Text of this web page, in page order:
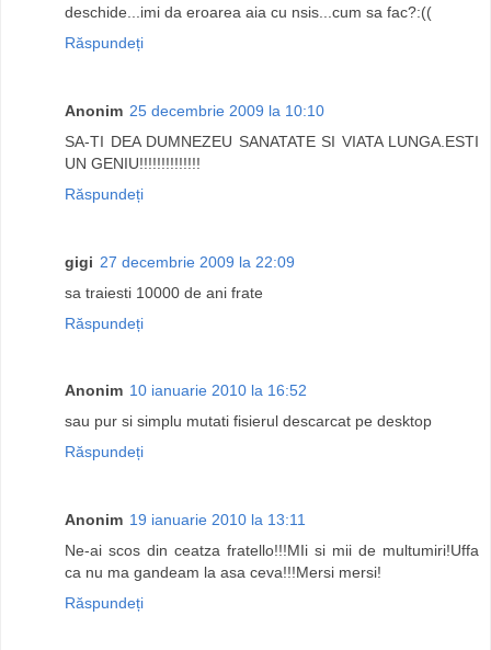
deschide...imi da eroarea aia cu nsis...cum sa fac?:((
Răspundeți
Anonim 25 decembrie 2009 la 10:10
SA-TI DEA DUMNEZEU SANATATE SI VIATA LUNGA.ESTI
UN GENIU!!!!!!!!!!!!!!
Răspundeți
gigi 27 decembrie 2009 la 22:09
sa traiesti 10000 de ani frate
Răspundeți
Anonim 10 ianuarie 2010 la 16:52
sau pur si simplu mutati fisierul descarcat pe desktop
Răspundeți
Anonim 19 ianuarie 2010 la 13:11
Ne-ai scos din ceatza fratello!!!MIi si mii de multumiri!Uffa
ca nu ma gandeam la asa ceva!!!Mersi mersi!
Răspundeți